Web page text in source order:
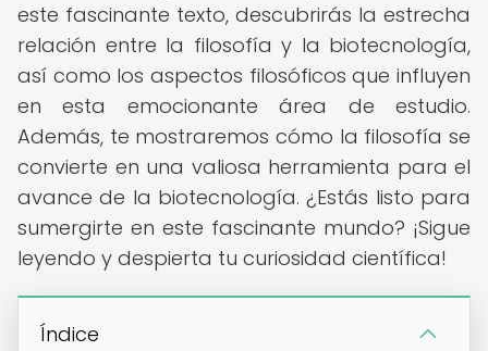
este fascinante texto, descubrirás la estrecha
relación entre la filosofía y la biotecnología,
así como los aspectos filosóficos que influyen
en esta emocionante área de estudio.
Además, te mostraremos cómo la filosofía se
convierte en una valiosa herramienta para el
avance de la biotecnología. ¿Estás listo para
sumergirte en este fascinante mundo? ¡Sigue
leyendo y despierta tu curiosidad científica!
Índice